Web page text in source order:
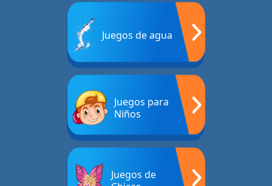
Juegos de agua
Juegos para
Niños
Juegos de